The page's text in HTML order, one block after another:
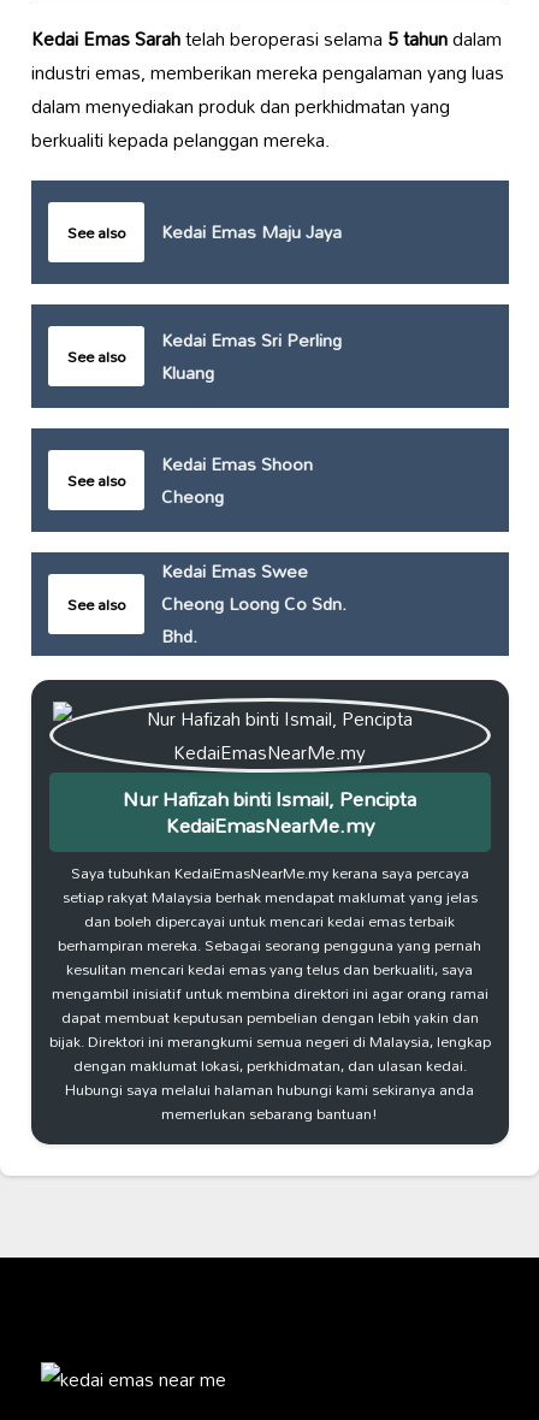
Kedai Emas Sarahtelah beroperasi selama5 tahundalam
industri emas, memberikan mereka pengalaman yang luas
dalam menyediakan produk dan perkhidmatan yang
berkualiti kepada pelanggan mereka.
See also Kedai Emas Maju Jaya
See also
Kedai Emas Sri Perling
Kluang
See also
Kedai Emas Shoon
Cheong
See also
Kedai Emas Swee
Cheong Loong Co Sdn.
Bhd.
Nur Hafizah binti Ismail, Pencipta
KedaiEmasNearMe.my
Saya tubuhkan KedaiEmasNearMe.my kerana saya percaya
setiap rakyat Malaysia berhak mendapat maklumat yang jelas
dan boleh dipercayai untuk mencari kedai emas terbaik
berhampiran mereka. Sebagai seorang pengguna yang pernah
kesulitan mencari kedai emas yang telus dan berkualiti, saya
mengambil inisiatif untuk membina direktori ini agar orang ramai
dapat membuat keputusan pembelian dengan lebih yakin dan
bijak. Direktori ini merangkumi semua negeri di Malaysia, lengkap
dengan maklumat lokasi, perkhidmatan, dan ulasan kedai.
Hubungi saya melalui halaman hubungi kami sekiranya anda
memerlukan sebarang bantuan!